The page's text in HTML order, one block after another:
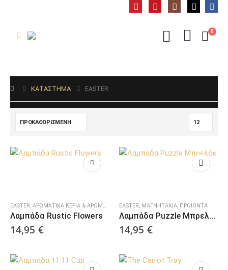
0
ΚΑΤΆΣΤΗΜΑ EASTER
EASTER ΑΡΩΜΑΤΙΚΆ ΚΕΡΙΆ & ΑΡΩΜΑΤΙΚΆ ΧΏΡΟΥ , ΜΑΓΝΗΤΆΚΙΑ, ΠΡΟΪΌΝΤΑ
Λαμπάδα Rustic Flowers
14,95 €
EASTER ΜΑΓΝΗΤΆΚΙΑ ΠΡΟΪΌΝΤΑ
Λαμπάδα Puzzle Μπρελόκ
14,95 €